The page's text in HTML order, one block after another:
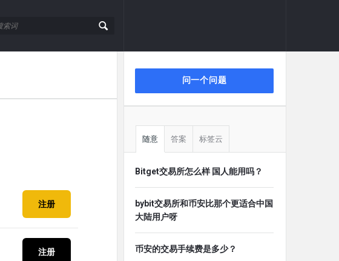
注册
注册
问一个问题
随意 答案 标签云
Bitget交易所怎么样 国人能用吗？
bybit交易所和币安比那个更适合中国
大陆用户呀
币安的交易手续费是多少？